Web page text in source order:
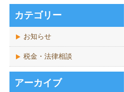
カテゴリー
お知らせ
税金・法律相談
アーカイブ